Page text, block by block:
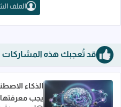
الملف
قد تُعجبك هذه المشاركات
اقرأ المزيد عن الذكاء الاصطناعي - 10 إيجابيات وسلبيات
يجب معرفتها